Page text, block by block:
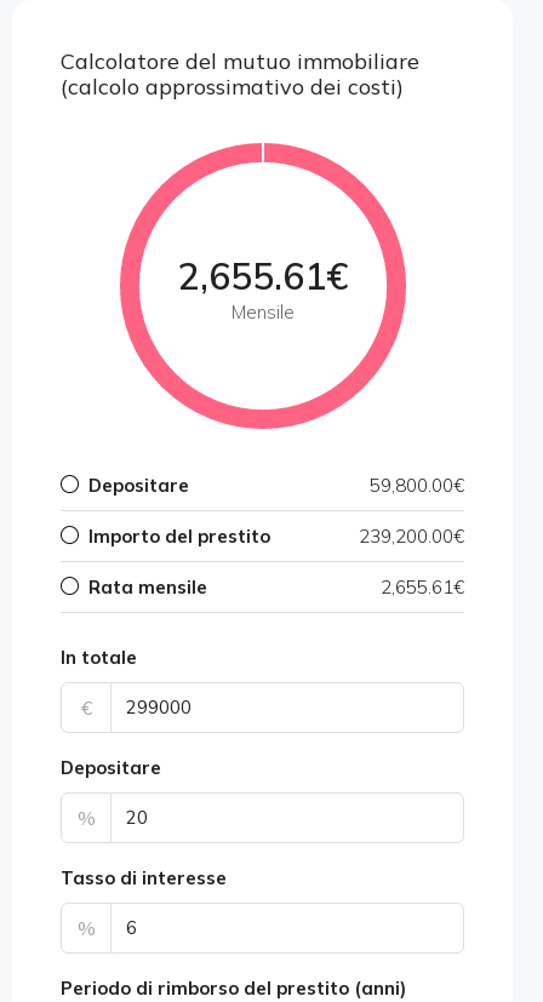
Calcolatore del mutuo immobiliare
(calcolo approssimativo dei costi)
2,655.61€
Mensile
Depositare 59,800.00€
Importo del prestito 239,200.00€
Rata mensile 2,655.61€
In totale
€
Depositare
%
Tasso di interesse
%
Periodo di rimborso del prestito (anni)